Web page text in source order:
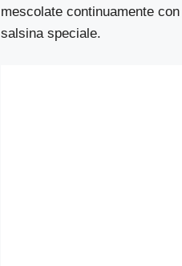
mescolate continuamente
salsina speciale.